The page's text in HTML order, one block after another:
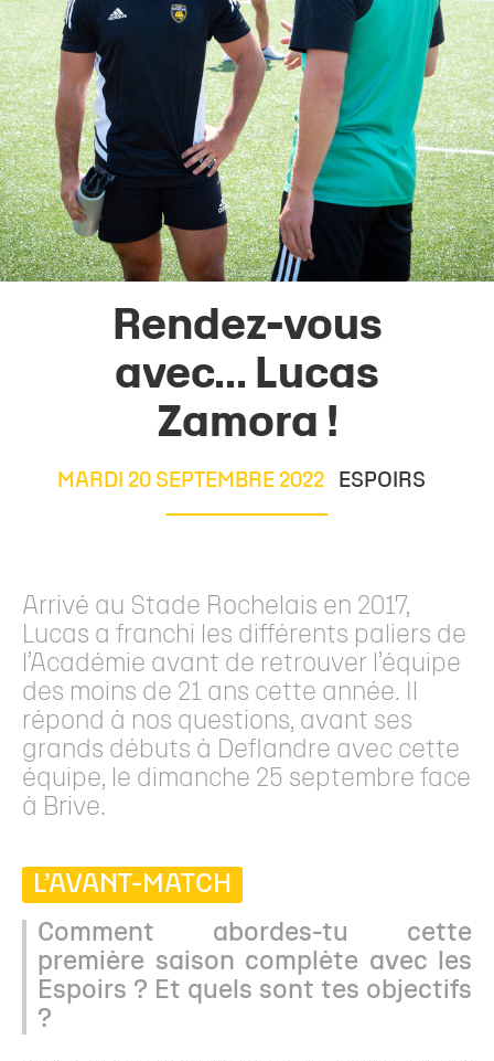
Rendez-vous
avec... Lucas
Zamora !
MARDI 20 SEPTEMBRE 2022 ESPOIRS
Arrivé au Stade Rochelais en 2017,
Lucas a franchi les différents paliers de
l’Académie avant de retrouver l’équipe
des moins de 21 ans cette année. Il
répond à nos questions, avant ses
grands débuts à Deflandre avec cette
équipe, le dimanche 25 septembre face
à Brive.
L’AVANT-MATCH
Comment abordes-tu cette
première saison complète avec les
Espoirs ? Et quels sont tes objectifs
?